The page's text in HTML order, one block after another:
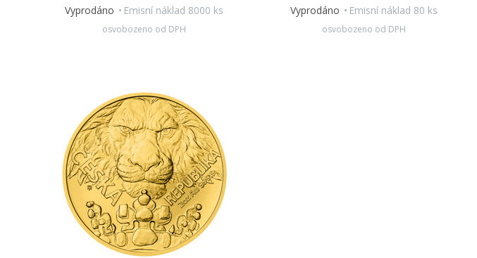
Vyprodáno Emisní náklad 8000 ks
osvobozeno od DPH
Vyprodáno Emisní náklad 80 ks
osvobozeno od DPH